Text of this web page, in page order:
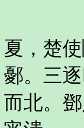
夏，楚
鄾。三
而北。